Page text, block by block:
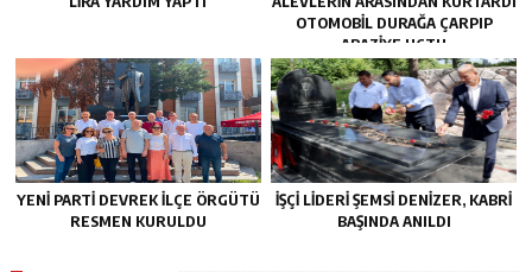
OTOMOBIL DURAĞA ÇARPIP
ARAZIYE UÇTU
YENİ PARTİ DEVREK İLÇE ÖRGÜTÜ
RESMEN KURULDU
İŞÇİ LİDERİ ŞEMSİ DENİZER, KABRİ
BAŞINDA ANILDI